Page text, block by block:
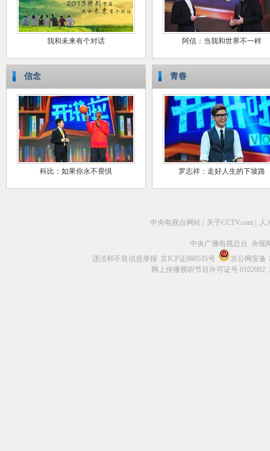
我和未来有个对话
信念
科比：如果你永不畏惧
阿信：当我和世界不一样
青春
罗志祥：走好人生的下坡路
中央电视台网站 关于CCTV.com 人
中央广播电视总台 央视
违法和不良信息举报 京ICP证060535号
京公网安备
网上传播视听节目许可证号 0102002